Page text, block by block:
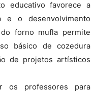
educativo favorece a
e o desenvolvimento
forno mufla permite
básico de cozedura
de projetos artísticos
os professores para